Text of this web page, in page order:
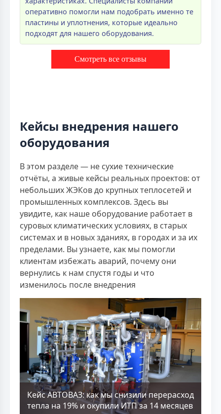
оперативно помогли нам подобрать именно те
пластины и уплотнения, которые идеально
подходят для нашего оборудования.
Смотреть все отзывы
Кейсы внедрения нашего
оборудования
В этом разделе — не сухие технические
отчёты, а живые кейсы реальных проектов: от
небольших ЖЭКов до крупных теплосетей и
промышленных комплексов. Здесь вы
увидите, как наше оборудование работает в
суровых климатических условиях, в старых
системах и в новых зданиях, в городах и за их
пределами. Вы узнаете, как мы помогли
клиентам избежать аварий, почему они
вернулись к нам спустя годы и что
изменилось после внедрения
Кейс АВТОВАЗ: как мы снизили перерасход
тепла на 19% и окупили ИТП за 14 месяцев